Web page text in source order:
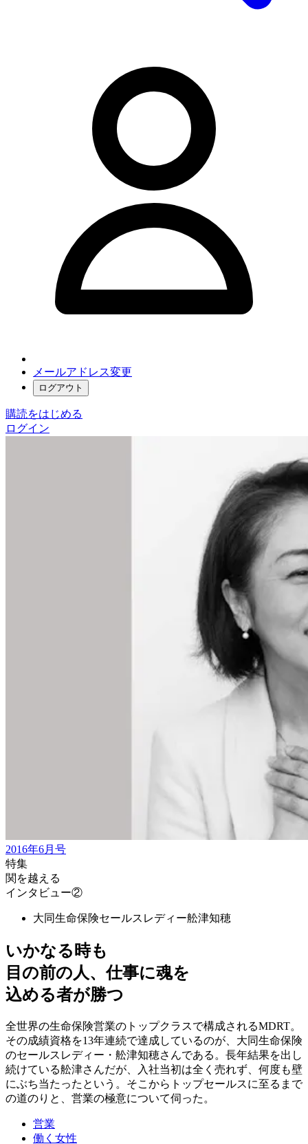
メールアドレス変更
ログアウト
購読をはじめる
ログイン
2016年6月号
特集
関を越える
インタビュー②
大同生命保険セールスレディー舩津知穂
いかなる時も
目の前の人、仕事に魂を
込める者が勝つ
全世界の生命保険営業のトップクラスで構成されるMDRT。
その成績資格を13年連続で達成しているのが、大同生命保険
のセールスレディー・舩津知穂さんである。長年結果を出し
続けている舩津さんだが、入社当初は全く売れず、何度も壁
にぶち当たったという。そこからトップセールスに至るまで
の道のりと、営業の極意について伺った。
営業
働く女性